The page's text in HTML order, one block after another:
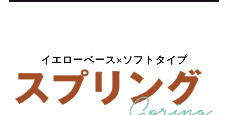
イエローベース×ソフトタイプ